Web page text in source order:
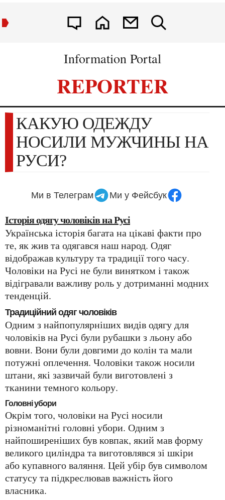
Information Portal
REPORTER
КАКУЮ ОДЕЖДУ
НОСИЛИ МУЖЧИНЫ НА
РУСИ?
Ми в Телеграм Ми у Фейсбук
Історія одягу чоловіків на Русі
Українська історія багата на цікаві факти про
те, як жив та одягався наш народ. Одяг
відображав культуру та традиції того часу.
Чоловіки на Русі не були винятком і також
відігравали важливу роль у дотриманні модних
тенденцій.
Традиційний одяг чоловіків
Одним з найпопулярніших видів одягу для
чоловіків на Русі були рубашки з льону або
вовни. Вони були довгими до колін та мали
потужні оплечення. Чоловіки також носили
штани, які зазвичай були виготовлені з
тканини темного кольору.
Головні убори
Окрім того, чоловіки на Русі носили
різноманітні головні убори. Одним з
найпоширеніших був ковпак, який мав форму
великого циліндра та виготовлявся зі шкіри
або купавного валяння. Цей убір був символом
статусу та підкреслював важність його
власника.